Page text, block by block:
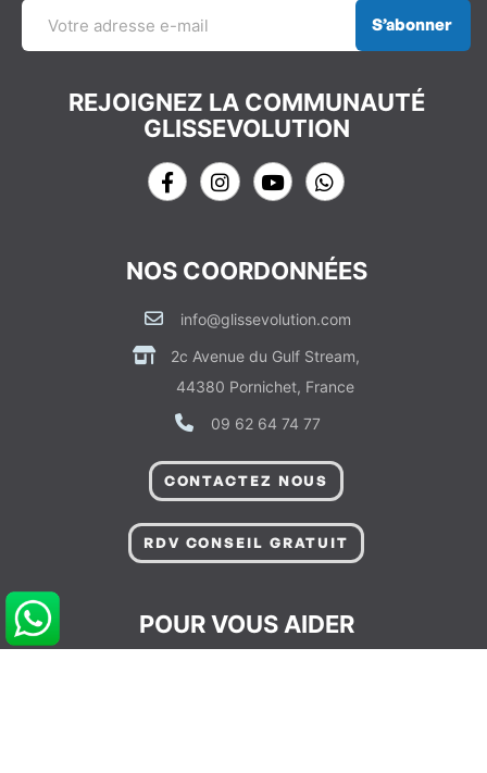
S’abonner
REJOIGNEZ LA COMMUNAUTÉ
GLISSEVOLUTION
NOS COORDONNÉES
info@glissevolution.com
2c Avenue du Gulf Stream,
44380 Pornichet, France
09 62 64 74 77
CONTACTEZ NOUS
RDV CONSEIL GRATUIT
POUR VOUS AIDER